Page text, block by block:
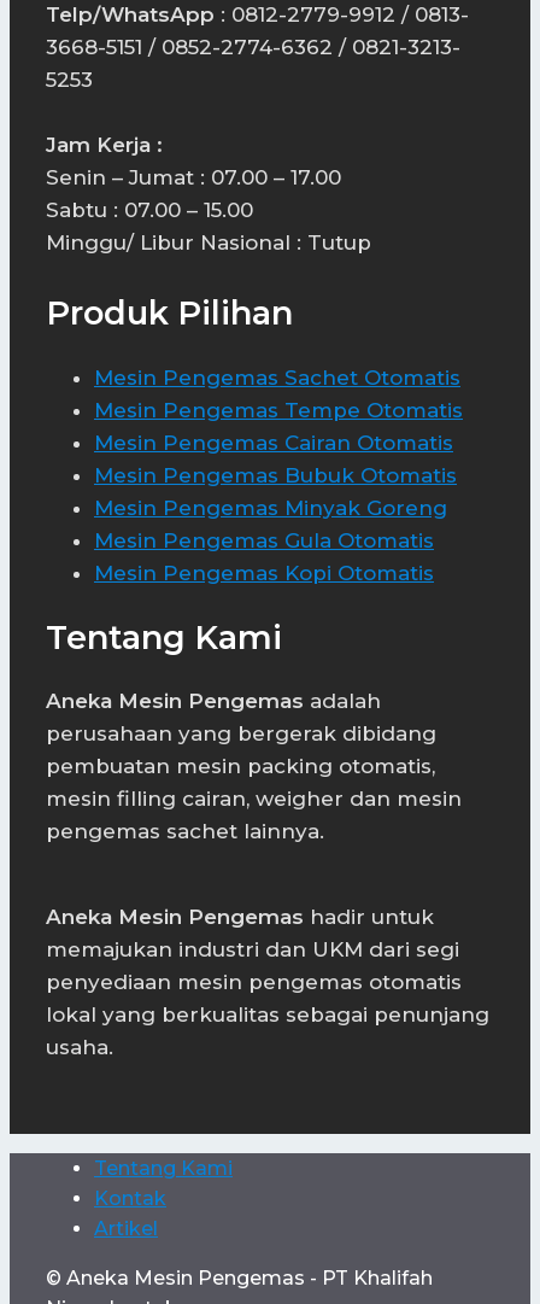
Telp/WhatsApp : 0812-2779-9912 / 0813-
3668-5151 / 0852-2774-6362 / 0821-3213-
5253
Jam Kerja :
Senin – Jumat : 07.00 – 17.00
Sabtu : 07.00 – 15.00
Minggu/ Libur Nasional : Tutup
Produk Pilihan
Mesin Pengemas Sachet Otomatis
Mesin Pengemas Tempe Otomatis
Mesin Pengemas Cairan Otomatis
Mesin Pengemas Bubuk Otomatis
Mesin Pengemas Minyak Goreng
Mesin Pengemas Gula Otomatis
Mesin Pengemas Kopi Otomatis
Tentang Kami
Aneka Mesin Pengemas adalah
perusahaan yang bergerak dibidang
pembuatan mesin packing otomatis,
mesin filling cairan, weigher dan mesin
pengemas sachet lainnya.
Aneka Mesin Pengemas hadir untuk
memajukan industri dan UKM dari segi
penyediaan mesin pengemas otomatis
lokal yang berkualitas sebagai penunjang
usaha.
Tentang Kami
Kontak
Artikel
© Aneka Mesin Pengemas - PT Khalifah